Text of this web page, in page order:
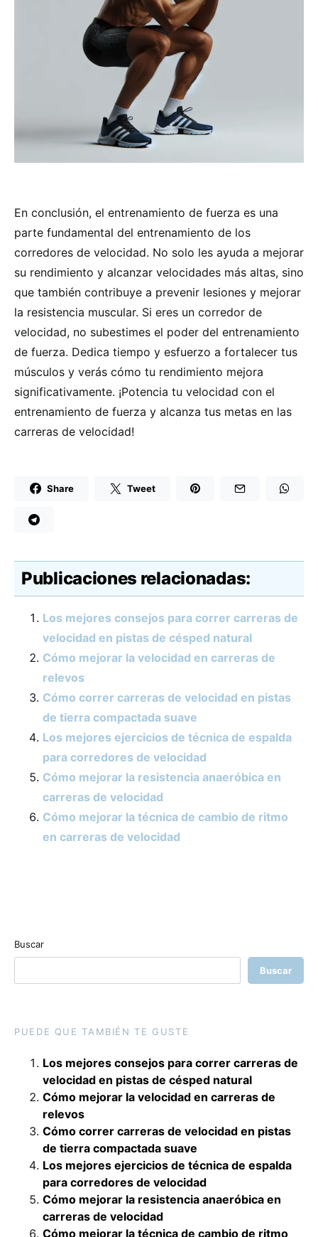
En conclusión, el entrenamiento de fuerza es una
parte fundamental del entrenamiento de los
corredores de velocidad. No solo les ayuda a mejorar
su rendimiento y alcanzar velocidades más altas, sino
que también contribuye a prevenir lesiones y mejorar
la resistencia muscular. Si eres un corredor de
velocidad, no subestimes el poder del entrenamiento
de fuerza. Dedica tiempo y esfuerzo a fortalecer tus
músculos y verás cómo tu rendimiento mejora
significativamente. ¡Potencia tu velocidad con el
entrenamiento de fuerza y alcanza tus metas en las
carreras de velocidad!
Share Tweet
Publicaciones relacionadas:
Los mejores consejos para correr carreras de
velocidad en pistas de césped natural
Cómo mejorar la velocidad en carreras de
relevos
Cómo correr carreras de velocidad en pistas
de tierra compactada suave
Los mejores ejercicios de técnica de espalda
para corredores de velocidad
Cómo mejorar la resistencia anaeróbica en
carreras de velocidad
Cómo mejorar la técnica de cambio de ritmo
en carreras de velocidad
Buscar
Buscar
PUEDE QUE TAMBIÉN TE GUSTE
Los mejores consejos para correr carreras de
velocidad en pistas de césped natural
Cómo mejorar la velocidad en carreras de
relevos
Cómo correr carreras de velocidad en pistas
de tierra compactada suave
Los mejores ejercicios de técnica de espalda
para corredores de velocidad
Cómo mejorar la resistencia anaeróbica en
carreras de velocidad
Cómo mejorar la técnica de cambio de ritmo